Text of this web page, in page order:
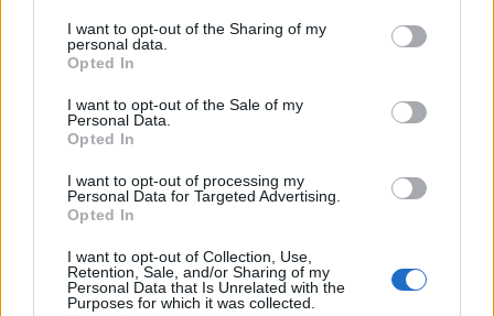
not limited to your visit or usage behaviour. You may click to
grant or deny consent to Google and its third-party tags to
use your data for below specified purposes in below Google
consent section.
I want to opt-out of the Sharing of my
personal data.
Opted In
I want to opt-out of the Sale of my
Personal Data.
Opted In
I want to opt-out of processing my
Personal Data for Targeted Advertising.
Opted In
I want to opt-out of Collection, Use,
Retention, Sale, and/or Sharing of my
Personal Data that Is Unrelated with the
Purposes for which it was collected.
szinte mindig a Tankcsapda-koncert napján
volt a legtöbb néző.
A legutóbbi Tankcsapda-sorlemez
meglehetősen régen, 2006 tavaszán jelent
cím ma nagyon érvényes, hiszen a
Tankcsapda-rajongóknak három és fél évet
én jelenik meg, éppen a zenekar hivatalos
húszéves születésnapján. A Tankcsapda ezen